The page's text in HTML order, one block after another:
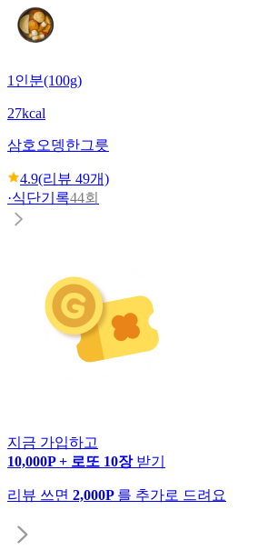
1인분(100g)
27kcal
삼호 오뎅한그릇
4.9(리뷰 49개)
·식단기록44회
지금 가입하고
10,000P + 로또 10장 받기
리뷰 쓰면 2,000P 를 추가로 드려요